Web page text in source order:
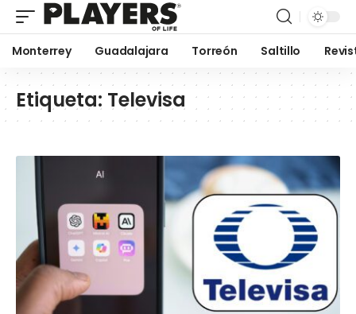
Monterrey Guadalajara Torreón Saltillo
Etiqueta: Televisa